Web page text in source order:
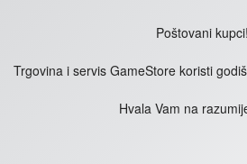
Poštovani kupci!
Trgovina i servis GameStore koristi
Hvala Vam na